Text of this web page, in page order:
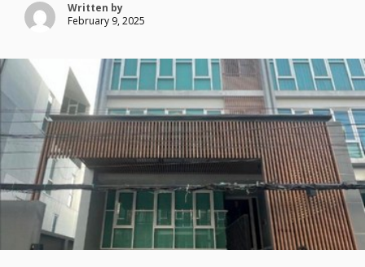
Written by
February 9, 2025